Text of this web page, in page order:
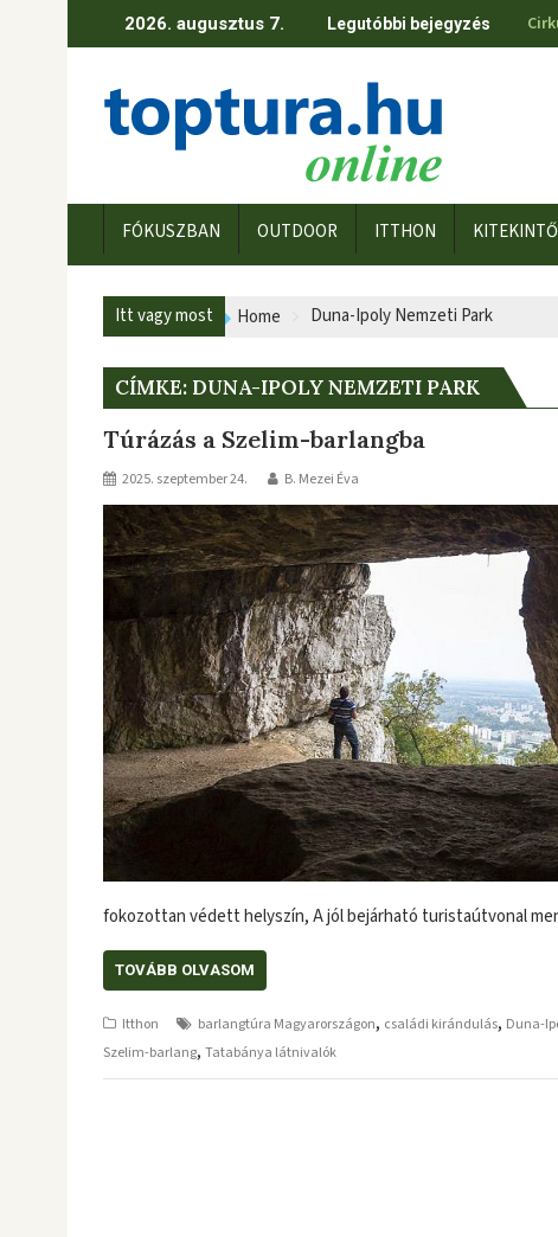
2026. augusztus 7. Legutóbbi bejegyzés
FÓKUSZBAN OUTDOOR ITTHON KITEKINTŐ
Itt vagy most Home Duna-Ipoly Nemzeti Park
CÍMKE: DUNA-IPOLY NEMZETI PARK
Túrázás a Szelim-barlangba
2025. szeptember 24. B. Mezei Éva
fokozottan védett helyszín, A jól bejárható turistaútvonal
TOVÁBB OLVASOM
Itthon barlangtúra Magyarországon, családi kirándulás, Duna-
Szelim-barlang, Tatabánya látnivalók